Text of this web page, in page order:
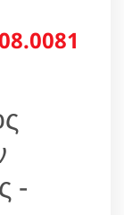
-